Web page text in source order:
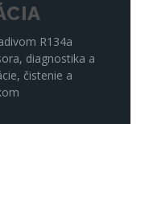
R134a
diagnostika a
čistenie a